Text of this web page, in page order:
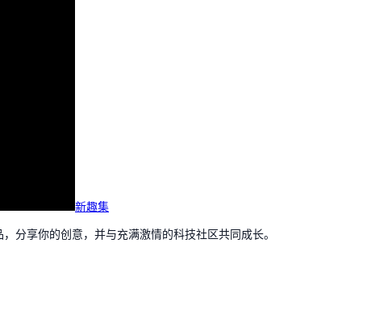
新趣集
分享你的创意，并与充满激情的科技社区共同成长。